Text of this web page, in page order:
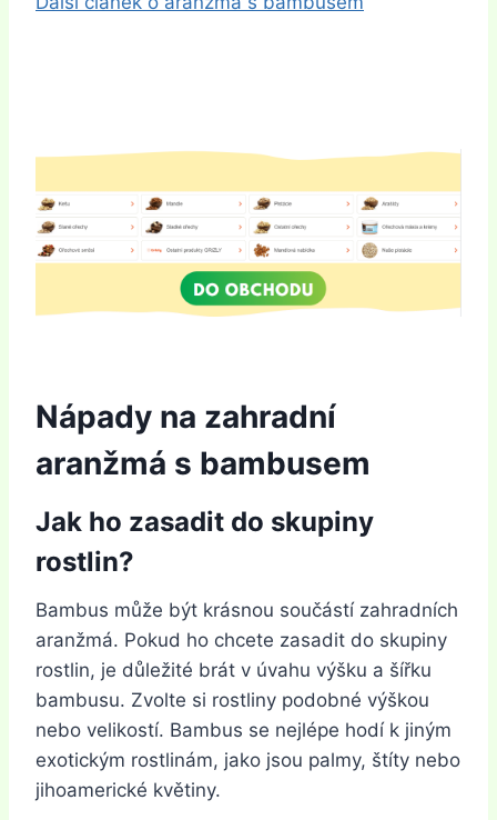
Nápady na zahradní
aranžmá s bambusem
Jak ho zasadit do skupiny
rostlin?
Bambus může být krásnou součástí zahradních
aranžmá. Pokud ho chcete zasadit do skupiny
rostlin, je důležité brát v úvahu výšku a šířku
bambusu. Zvolte si rostliny podobné výškou
nebo velikostí. Bambus se nejlépe hodí k jiným
exotickým rostlinám, jako jsou palmy, štíty nebo
jihoamerické květiny.